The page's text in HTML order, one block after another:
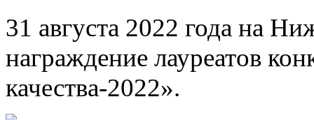
31 августа 2022 года на
награждение лауреатов
качества-2022».